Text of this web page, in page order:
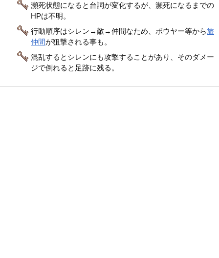
瀕死状態になると台詞が変化するが、瀕死になるまでの
HPは不明。
行動順序はシレン→敵→仲間なため、ボウヤー等から旅
仲間が狙撃される事も。
混乱するとシレンにも攻撃することがあり、そのダメー
ジで倒れると足跡に残る。